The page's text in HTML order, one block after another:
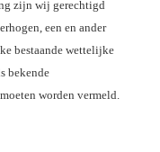
zijn wij gerechtigd
een en ander
bestaande wettelijke
bekende
worden vermeld.